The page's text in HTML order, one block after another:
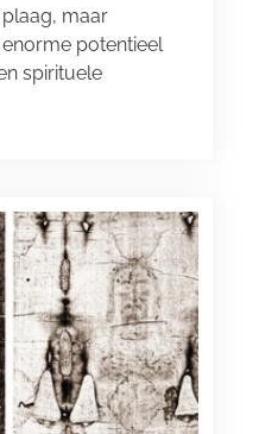
maar
potentieel
spirituele